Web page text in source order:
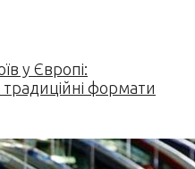
у Європі:
традиційні формати